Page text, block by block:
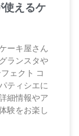
使えるケ
ーキ屋さん
ランスタや
ェクト コ
ティシエに
細情報やア
験をお楽し